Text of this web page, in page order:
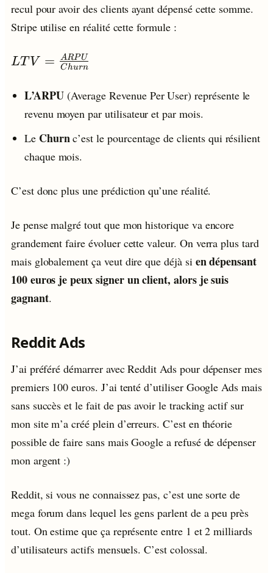
recul pour avoir des clients ayant dépensé cette somme.
Stripe utilise en réalité cette formule :
LTV =
\frac{ARPU}
{Churn}
LTV = Churn
ARP U
L’ARPU(Average Revenue Per User) représente le
revenu moyen par utilisateur et par mois.
Le Churnc’est le pourcentage de clients qui résilient
chaque mois.
C’est donc plus une prédiction qu’une réalité.
Je pense malgré tout que mon historique va encore
grandement faire évoluer cette valeur. On verra plus tard
mais globalement ça veut dire que déjà si en dépensant
100 euros je peux signer un client, alors je suis
gagnant.
Reddit Ads
J’ai préféré démarrer avec Reddit Ads pour dépenser mes
premiers 100 euros. J’ai tenté d’utiliser Google Ads mais
sans succès et le fait de pas avoir le tracking actif sur
mon site m’a créé plein d’erreurs. C’est en théorie
possible de faire sans mais Google a refusé de dépenser
mon argent :)
Reddit, si vous ne connaissez pas, c’est une sorte de
mega forum dans lequel les gens parlent de a peu près
tout. On estime que ça représente entre 1 et 2 milliards
d’utilisateurs actifs mensuels. C’est colossal.